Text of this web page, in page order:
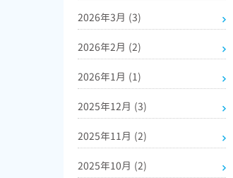
2026年3月 (3)
2026年2月 (2)
2026年1月 (1)
2025年12月 (3)
2025年11月 (2)
2025年10月 (2)